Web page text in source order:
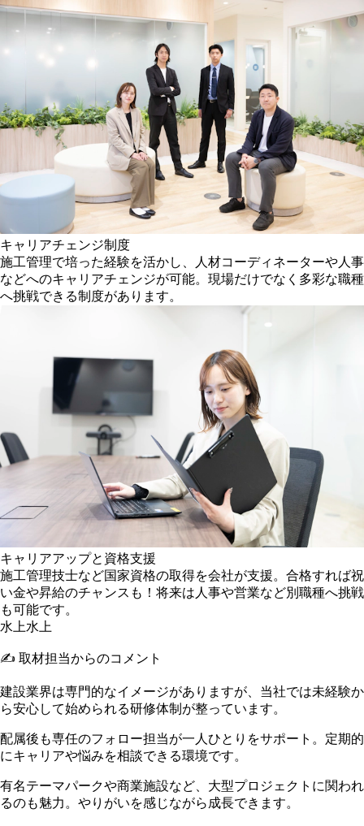
キャリアチェンジ制度
施工管理で培った経験を活かし、人材コーディネーターや人事
などへのキャリアチェンジが可能。現場だけでなく多彩な職種
へ挑戦できる制度があります。
キャリアアップと資格支援
施工管理技士など国家資格の取得を会社が支援。合格すれば祝
い金や昇給のチャンスも！将来は人事や営業など別職種へ挑戦
も可能です。
水上水上
✍️ 取材担当からのコメント
建設業界は専門的なイメージがありますが、当社では未経験か
ら安心して始められる研修体制が整っています。
配属後も専任のフォロー担当が一人ひとりをサポート。定期的
にキャリアや悩みを相談できる環境です。
有名テーマパークや商業施設など、大型プロジェクトに関われ
るのも魅力。やりがいを感じながら成長できます。